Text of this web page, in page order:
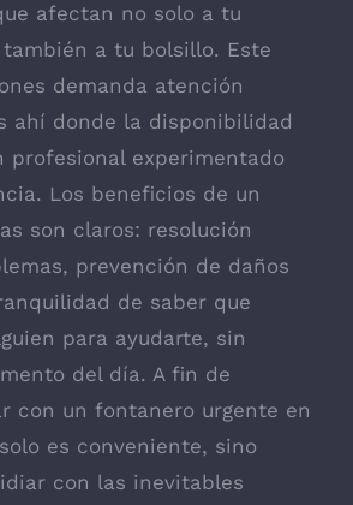
afectan no solo a tu
a tu bolsillo. Este
demanda atención
ahí donde la disponibilidad
profesional experimentado
Los beneficios de un
son claros: resolución
prevención de daños
de saber que
para ayudarte, sin
del día. A fin de
con un fontanero urgente en
es conveniente, sino
con las inevitables